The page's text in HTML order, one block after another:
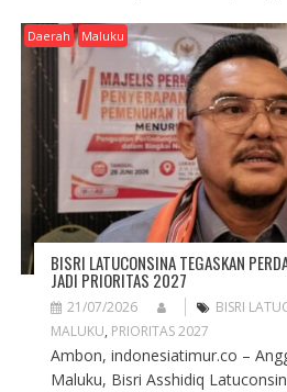
Daerah Maluku
BISRI LATUCONSINA TEGASKAN
JADI PRIORITAS 2027
21/07/2026 BISRI
MALUKU, PRIORITAS 2027
Ambon, indonesiatimur.co –
Maluku, Bisri Asshidiq